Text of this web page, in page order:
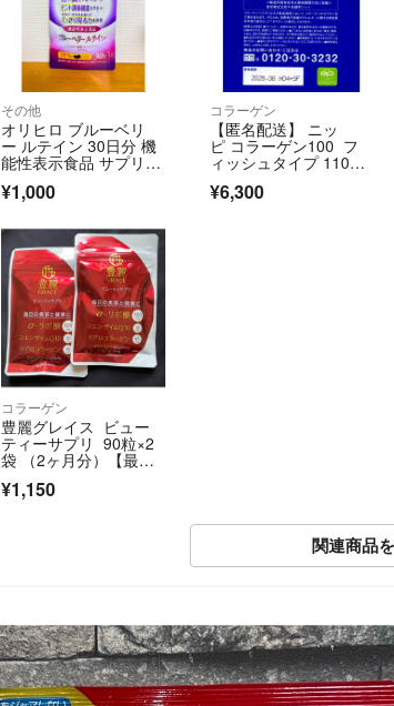
その他
オリヒロ ブルーベリ
ー ルテイン 30日分 機
能性表示食品 サプリメ
¥1,000
コラーゲン
【匿名配送】 ニッ
ピ コラーゲン100 フ
ィッシュタイプ 110g×
¥6,300
コラーゲン
豊麗グレイス ビュー
ティーサプリ 90粒×2
袋 （2ヶ月分）【最安
¥1,150
関連商品